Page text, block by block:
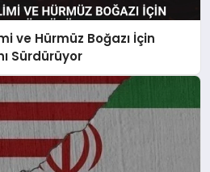
ve Hürmüz Boğazı İçin
Sürdürüyor